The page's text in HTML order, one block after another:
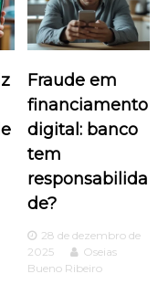
Fraude em
financiamento
digital: banco
tem
responsabilida
de?
28 de dezembro de
2025
Oseias
Bueno Ribeiro